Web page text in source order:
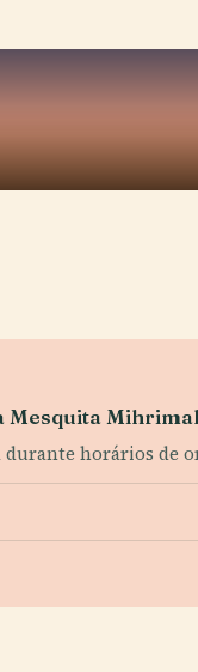
Mesquita
durante horários de